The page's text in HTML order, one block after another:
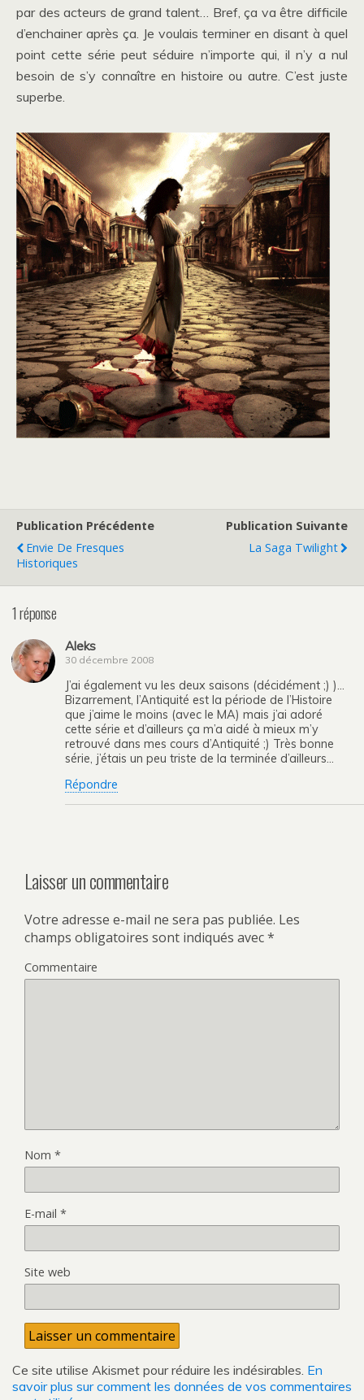
par des acteurs de grand talent… Bref, ça va être difficile
d’enchainer après ça. Je voulais terminer en disant à quel
point cette série peut séduire n’importe qui, il n’y a nul
besoin de s’y connaître en histoire ou autre. C’est juste
superbe.
Publication Précédente
Envie De Fresques
Historiques
Publication Suivante
La Saga Twilight
1 réponse
Aleks
30 décembre 2008
J’ai également vu les deux saisons (décidément ;) )…
Bizarrement, l’Antiquité est la période de l’Histoire
que j’aime le moins (avec le MA) mais j’ai adoré
cette série et d’ailleurs ça m’a aidé à mieux m’y
retrouvé dans mes cours d’Antiquité ;) Très bonne
série, j’étais un peu triste de la terminée d’ailleurs…
Répondre
Laisser un commentaire
Votre adresse e-mail ne sera pas publiée. Les
champs obligatoires sont indiqués avec*
Commentaire
Nom *
E-mail *
Site web
Ce site utilise Akismet pour réduire les indésirables. En
savoir plus sur comment les données de vos commentaires